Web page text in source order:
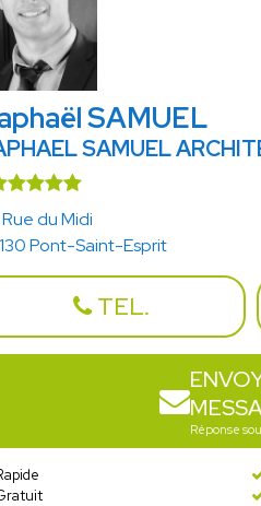
SAMUEL
SAMUEL
du Midi
Pont-Saint-Esprit
TEL.
Réponse